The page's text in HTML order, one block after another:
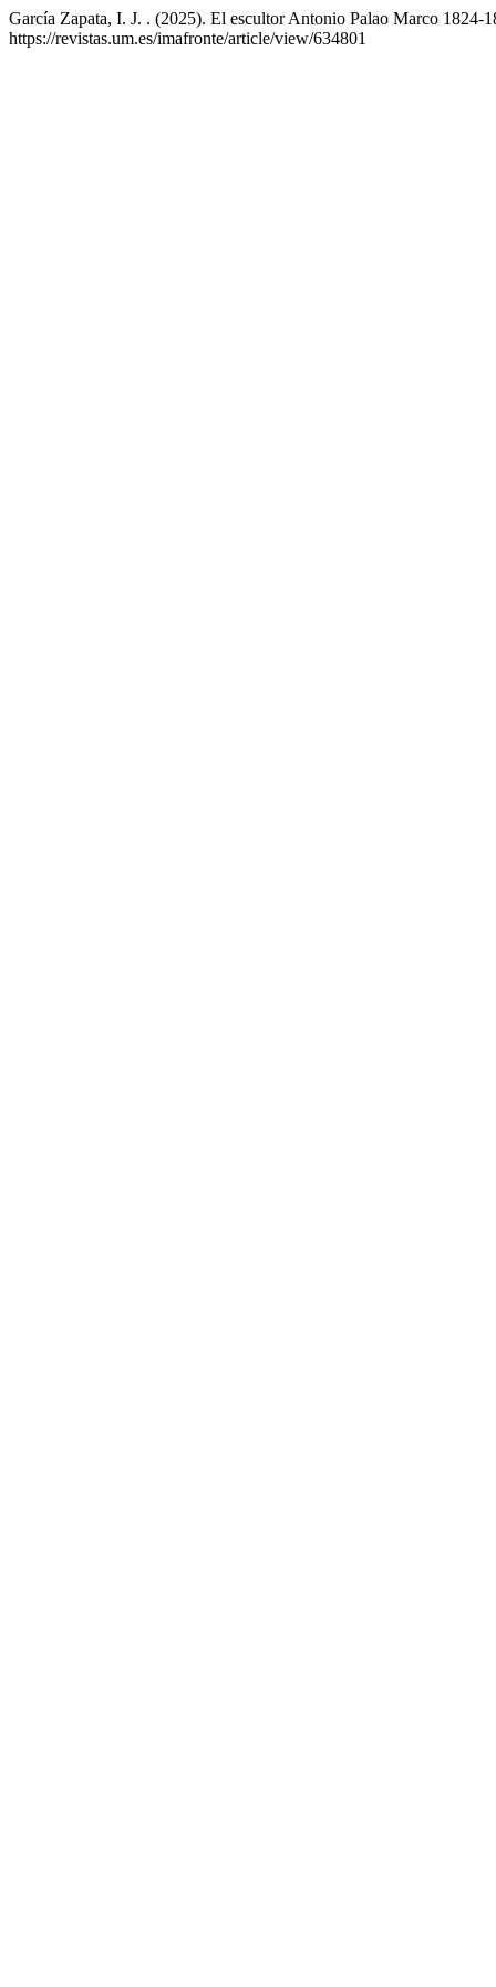
García Zapata, I. J. . (2025). El escultor Antonio Palao Marco
https://revistas.um.es/imafronte/article/view/634801